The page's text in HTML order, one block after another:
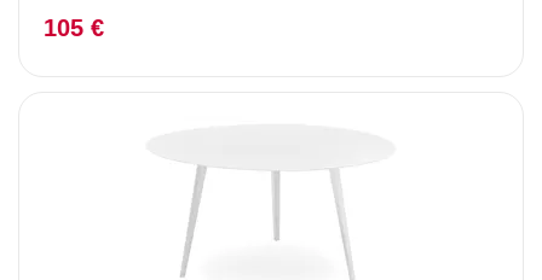
105 €